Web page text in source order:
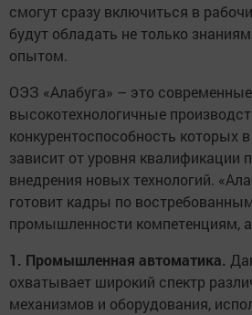
смогут сразу включиться в
будут обладать не только
опытом.
ОЭЗ «Алабуга» – это современные
высокотехнологичные
конкурентоспособность которых
зависит от уровня квалификации
внедрения новых технологий.
готовит кадры по
промышленности компетенциям,
1. Промышленная автоматика.
охватывает широкий спектр
механизмов и оборудования,